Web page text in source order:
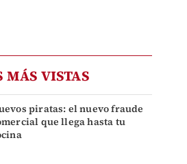
MÁS VISTAS
piratas: el nuevo fraude
que llega hasta tu